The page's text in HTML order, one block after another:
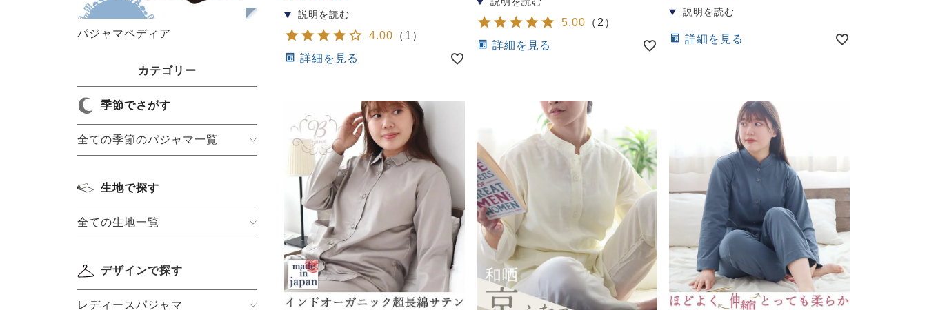
パジャマペディア
カテゴリー
季節でさがす
全ての季節のパジャマ一覧
生地で探す
全ての生地一覧
デザインで探す
レディースパジャマ
4.00 （ 1）
詳細を見る
5.00 （2 ）
詳細を見る
詳細を見る